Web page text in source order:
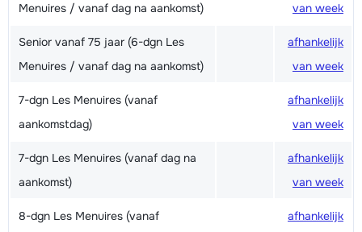
Menuires / vanaf dag na aankomst)
van week
Senior vanaf 75 jaar (6-dgn Les
Menuires / vanaf dag na aankomst)
afhankelijk
van week
7-dgn Les Menuires (vanaf
aankomstdag)
afhankelijk
van week
7-dgn Les Menuires (vanaf dag na
aankomst)
afhankelijk
van week
8-dgn Les Menuires (vanaf
afhankelijk